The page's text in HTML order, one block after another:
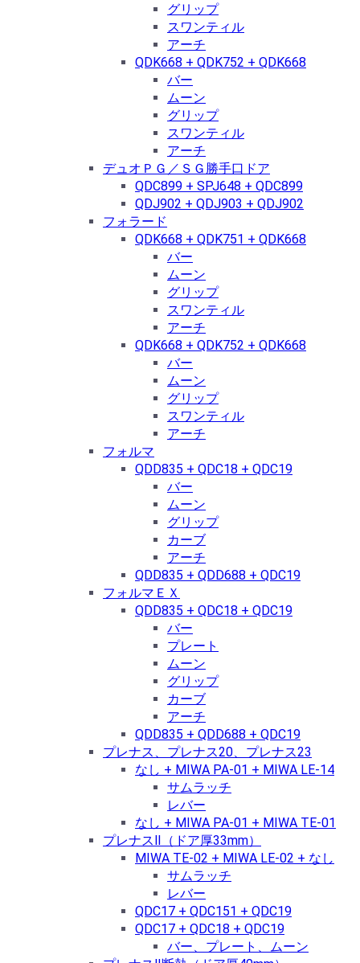
グリップ
スワンティル
アーチ
QDK668 + QDK752 + QDK668
バー
ムーン
グリップ
スワンティル
アーチ
デュオＰＧ／ＳＧ勝手口ドア
QDC899 + SPJ648 + QDC899
QDJ902 + QDJ903 + QDJ902
フォラード
QDK668 + QDK751 + QDK668
バー
ムーン
グリップ
スワンティル
アーチ
QDK668 + QDK752 + QDK668
バー
ムーン
グリップ
スワンティル
アーチ
フォルマ
QDD835 + QDC18 + QDC19
バー
ムーン
グリップ
カーブ
アーチ
QDD835 + QDD688 + QDC19
フォルマＥＸ
QDD835 + QDC18 + QDC19
バー
プレート
ムーン
グリップ
カーブ
アーチ
QDD835 + QDD688 + QDC19
プレナス、プレナス20、プレナス23
なし + MIWA PA-01 + MIWA LE-14
サムラッチ
レバー
なし + MIWA PA-01 + MIWA TE-01
プレナスⅡ（ドア厚33mm）
MIWA TE-02 + MIWA LE-02 + なし
サムラッチ
レバー
QDC17 + QDC151 + QDC19
QDC17 + QDC18 + QDC19
バー、プレート、ムーン